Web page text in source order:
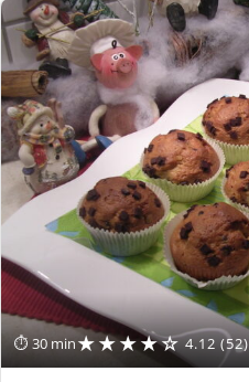
⏱ 30 min★★★★☆ 4.12 (52)